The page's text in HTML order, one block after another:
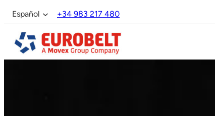
Saltar
al
contenido
Español
English
Français
+34 983 217 480